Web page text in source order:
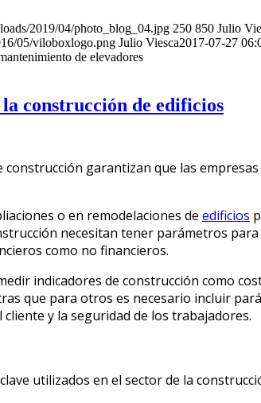
2019/04/photo_blog_04.jpg 250 850 Julio
05/viloboxlogo.png Julio Viesca2017-07-27
de elevadores
construcción de edificios
garantizan que las
o en remodelaciones de edificios
necesitan tener parámetros
como no financieros.
indicadores de construcción como
que para otros es necesario incluir
y la seguridad de los trabajadores.
utilizados en el sector de la